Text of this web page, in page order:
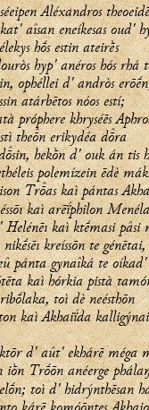
Aléxandros
aîsan eneíkesas oud'
hṓs estin ateirḕs
hyp' anéros hós rhá
ophéllei d' andròs
atárbētos nóos estí;
próphere khryséēs
then erikydéa dra
hekṑn d' ouk án tis
polemízein ēdè
Tras kaì pántas
kaì arēḯphilon
kaì ktḗmasi pâsi
kreíssōn te génētai,
pánta gynaîká te oíkad'
kaì hórkia pistà
toì dè neésthōn
kaì Akhaiḯda
d' aût' ekhárē méga
iṑn Trṓōn anéerge
toì d' hidrýnthēsan